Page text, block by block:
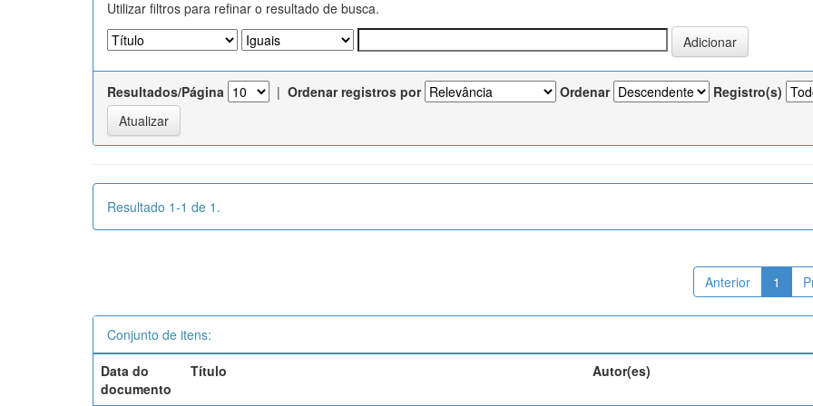
Utilizar filtros para refinar o resultado de busca.
Resultados/Página | Ordenar registros por Ordenar Registro(s)
Resultado 1-1 de 1.
Anterior 1
Conjunto de itens:
Data do
documento
Título Autor(es)